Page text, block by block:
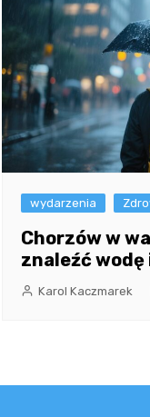
wydarzenia
Chorzów w
znaleźć wodę
Karol Kaczmarek